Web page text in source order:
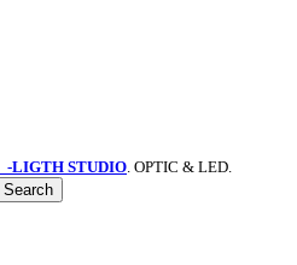
-LIGTH STUDIO . OPTIC & LED.
Search